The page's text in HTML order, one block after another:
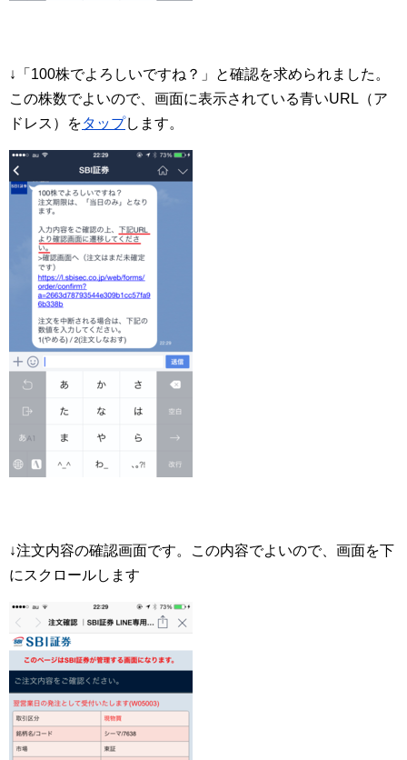
↓「100株でよろしいですね？」と確認を求められました。
この株数でよいので、画面に表示されている青いURL（ア
ドレス）をタップします。
↓注文内容の確認画面です。この内容でよいので、画面を下
にスクロールします